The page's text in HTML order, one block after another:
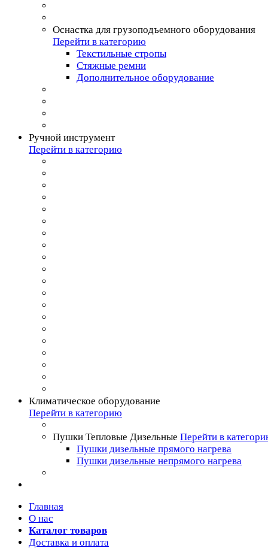
Оснастка для грузоподъемного оборудования
Перейти в категорию
Текстильные стропы
Стяжные ремни
Дополнительное оборудование
Ручной инструмент
Перейти в категорию
Климатическое оборудование
Перейти в категорию
Пушки Тепловые Дизельные Перейти в
Пушки дизельные прямого нагрева
Пушки дизельные непрямого нагрева
Главная
О нас
Каталог товаров
Доставка и оплата